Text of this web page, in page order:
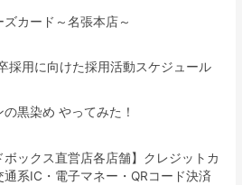
ズカード～名張本店～
採用に向けた採用活動スケジュール
の黒染め やってみた！
ボックス直営店各店舗】クレジットカ
通系IC・電子マネー・QRコード決済